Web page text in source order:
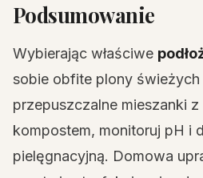
Podsumowanie
Wybierając właściwe
sobie obfite plony
przepuszczalne mieszanki z
kompostem, monitoruj pH i
pielęgnacyjną. Domowa